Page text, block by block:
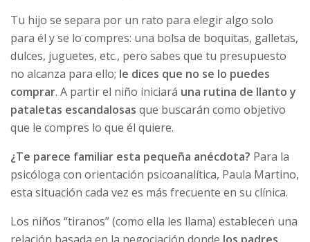
Tu hijo se separa por un rato para elegir algo solo
para él y se lo compres: una bolsa de boquitas, galletas,
dulces, juguetes, etc., pero sabes que tu presupuesto
no alcanza para ello; le dices que no se lo puedes
comprar. A partir el niño iniciará una rutina de llanto y
pataletas escandalosas que buscarán como objetivo
que le compres lo que él quiere.
¿Te parece familiar esta pequeña anécdota? Para la
psicóloga con orientación psicoanalítica, Paula Martino,
esta situación cada vez es más frecuente en su clínica.
Los niños “tiranos” (como ella les llama) establecen una